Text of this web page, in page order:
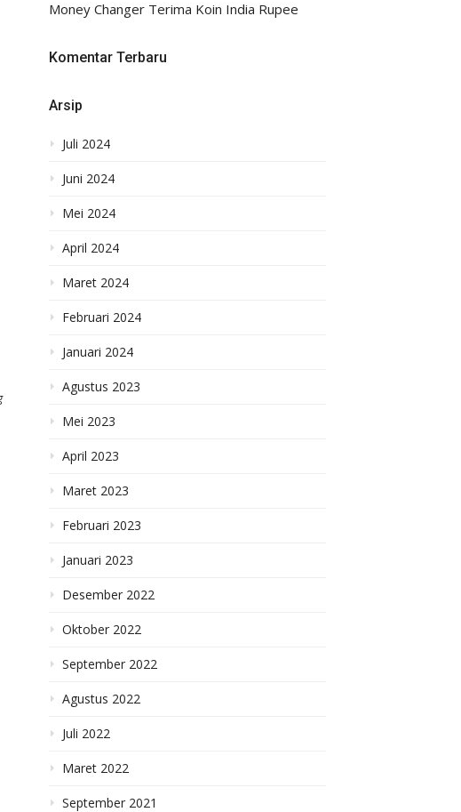
Money Changer Terima Koin India Rupee
Komentar Terbaru
Arsip
Juli 2024
Juni 2024
Mei 2024
April 2024
Maret 2024
Februari 2024
Januari 2024
Agustus 2023
Mei 2023
April 2023
Maret 2023
Februari 2023
Januari 2023
Desember 2022
Oktober 2022
September 2022
Agustus 2022
Juli 2022
Maret 2022
September 2021